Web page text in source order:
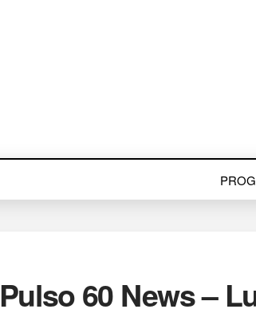
Pulso 60 News –